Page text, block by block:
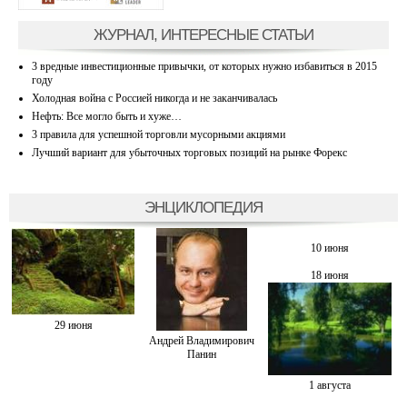
ЖУРНАЛ, ИНТЕРЕСНЫЕ СТАТЬИ
3 вредные инвестиционные привычки, от которых нужно избавиться в 2015
году
Холодная война с Россией никогда и не заканчивалась
Нефть: Все могло быть и хуже…
3 правила для успешной торговли мусорными акциями
Лучший вариант для убыточных торговых позиций на рынке Форекс
ЭНЦИКЛОПЕДИЯ
29 июня
Андрей Владимирович
Панин
10 июня
18 июня
1 августа